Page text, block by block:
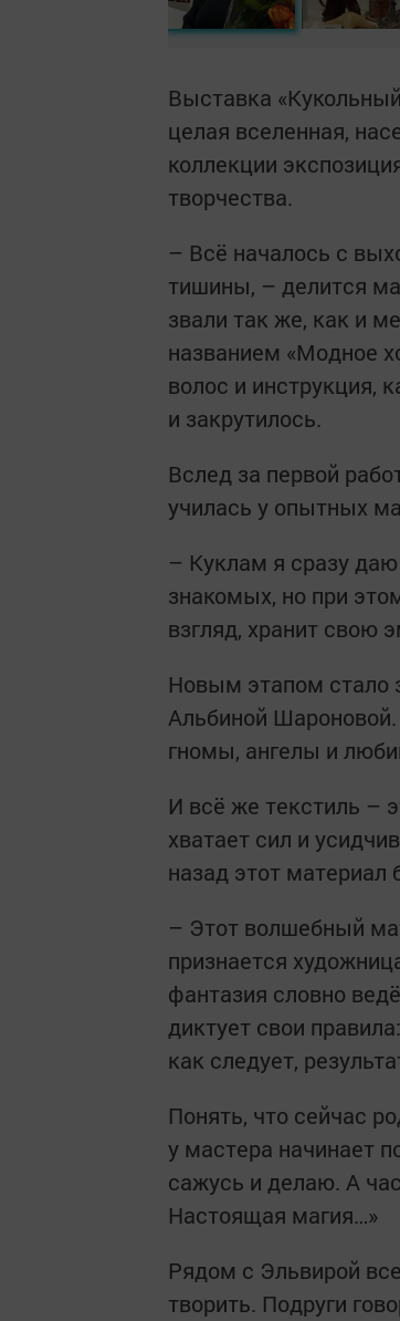
Выставка
целая вселенная,
коллекции
творчества.
– Всё началось с
тишины, – делится
звали так же, как и
названием «Модное
волос и инструкция,
и закрутилось.
Вслед за первой
училась у опытных
– Куклам я сразу
знакомых, но при
взгляд, хранит свою
Новым этапом стало
Альбиной
гномы, ангелы и
И всё же текстиль –
хватает сил и
назад этот материал
– Этот волшебный
признается
фантазия словно
диктует свои
как следует,
Понять, что сейчас
у мастера начинает
сажусь и делаю. А
Настоящая магия…»
Рядом с Эльвирой
творить. Подруги